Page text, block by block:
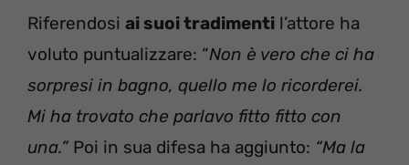
Riferendosi ai suoi tradimenti l’attore ha
voluto puntualizzare: “Non è vero che ci ha
sorpresi in bagno, quello me lo ricorderei.
Mi ha trovato che parlavo fitto fitto con
una.” Poi in sua difesa ha aggiunto: “Ma la